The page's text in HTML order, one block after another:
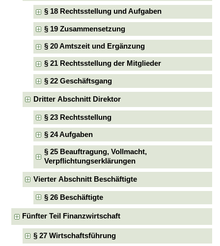
§ 18 Rechtsstellung und Aufgaben
§ 19 Zusammensetzung
§ 20 Amtszeit und Ergänzung
§ 21 Rechtsstellung der Mitglieder
§ 22 Geschäftsgang
Dritter Abschnitt Direktor
§ 23 Rechtsstellung
§ 24 Aufgaben
§ 25 Beauftragung, Vollmacht,
Verpflichtungserklärungen
Vierter Abschnitt Beschäftigte
§ 26 Beschäftigte
Fünfter Teil Finanzwirtschaft
§ 27 Wirtschaftsführung